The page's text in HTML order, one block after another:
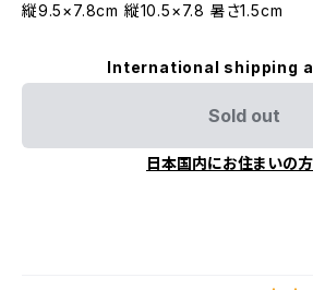
縦9.5×7.8cm 縦10.5×7.8 暑さ1.5cm
International shipping
Sold out
日本国内にお住まいの